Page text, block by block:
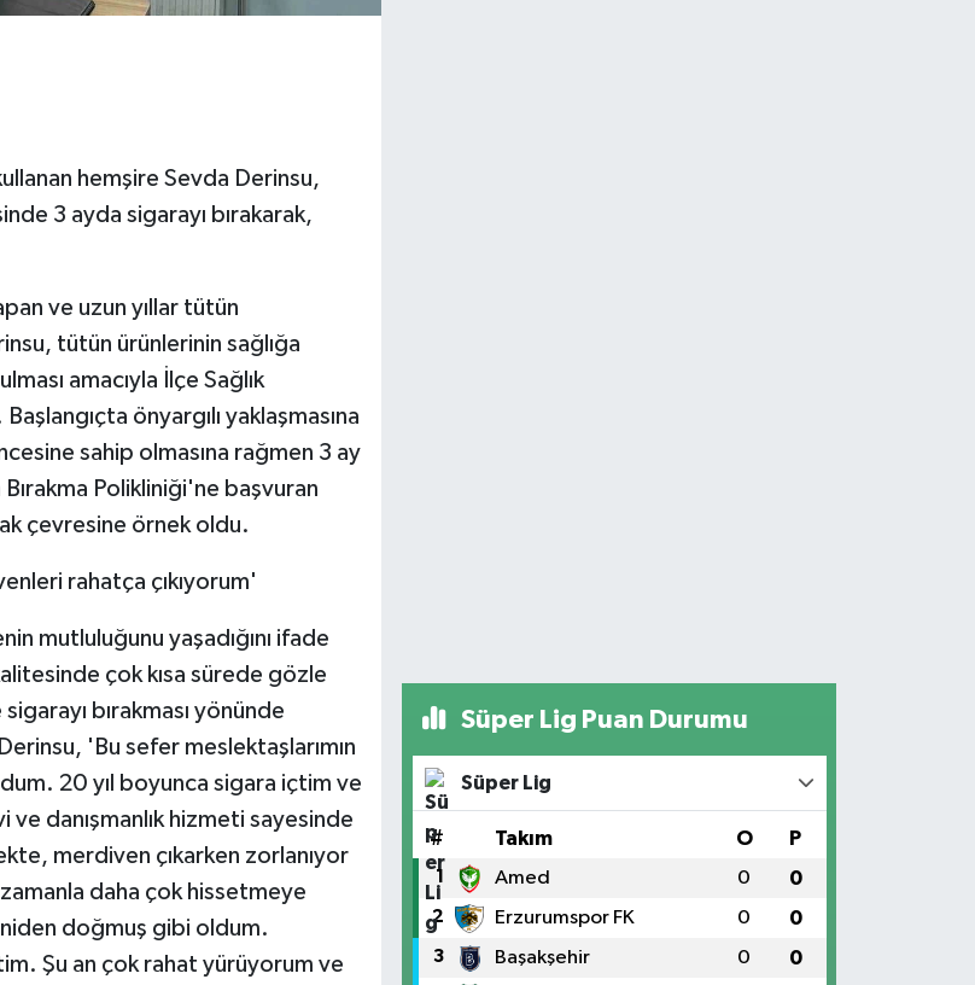
hemşire Sevda Derinsu,
3 ayda sigarayı bırakarak,
ve uzun yıllar tütün
tütün ürünlerinin sağlığa
amacıyla İlçe Sağlık
önyargılı yaklaşmasına
sahip olmasına rağmen 3 ay
Polikliniği'ne başvuran
çevresine örnek oldu.
rahatça çıkıyorum'
mutluluğunu yaşadığını ifade
çok kısa sürede gözle
bırakması yönünde
'Bu sefer meslektaşlarımın
20 yıl boyunca sigara içtim ve
ve danışmanlık hizmeti sayesinde
merdiven çıkarken zorlanıyor
daha çok hissetmeye
doğmuş gibi oldum.
Şu an çok rahat yürüyorum ve
Süper Lig Puan Durumu
Süper Lig
# Takım O P
1 Amed 0 0
2 Erzurumspor FK 0 0
3 Başakşehir 0 0